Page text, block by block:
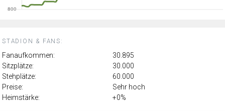
STADION & FANS:
Fanaufkommen:
30.895
Sitzplätze:
30.000
Stehplätze:
60.000
Preise:
Sehr hoch
Heimstärke:
+0%